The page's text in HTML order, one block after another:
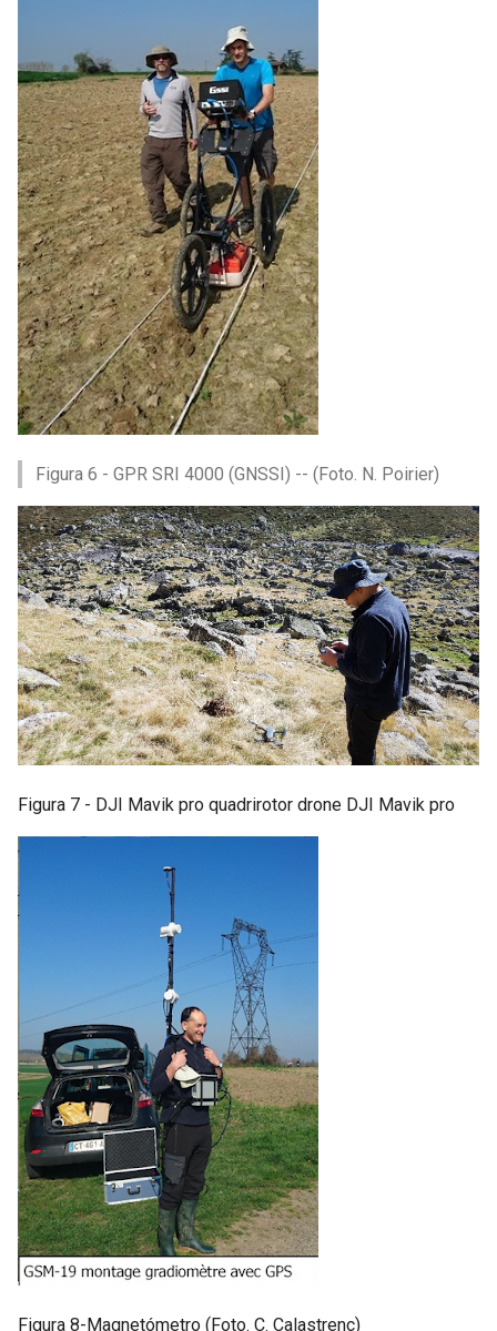
Figura 6 - GPR SRI 4000 (GNSSI) -- (Foto. N. Poirier)
Figura 7 - DJI Mavik pro quadrirotor drone DJI Mavik pro
Figura 8-Magnetómetro (Foto. C. Calastrenc)